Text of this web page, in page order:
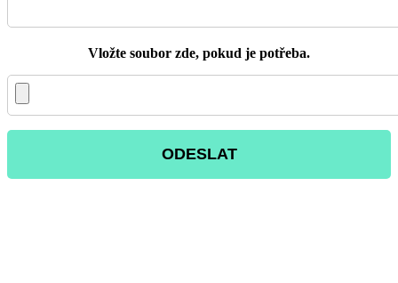
Vložte soubor zde, pokud je potřeba.